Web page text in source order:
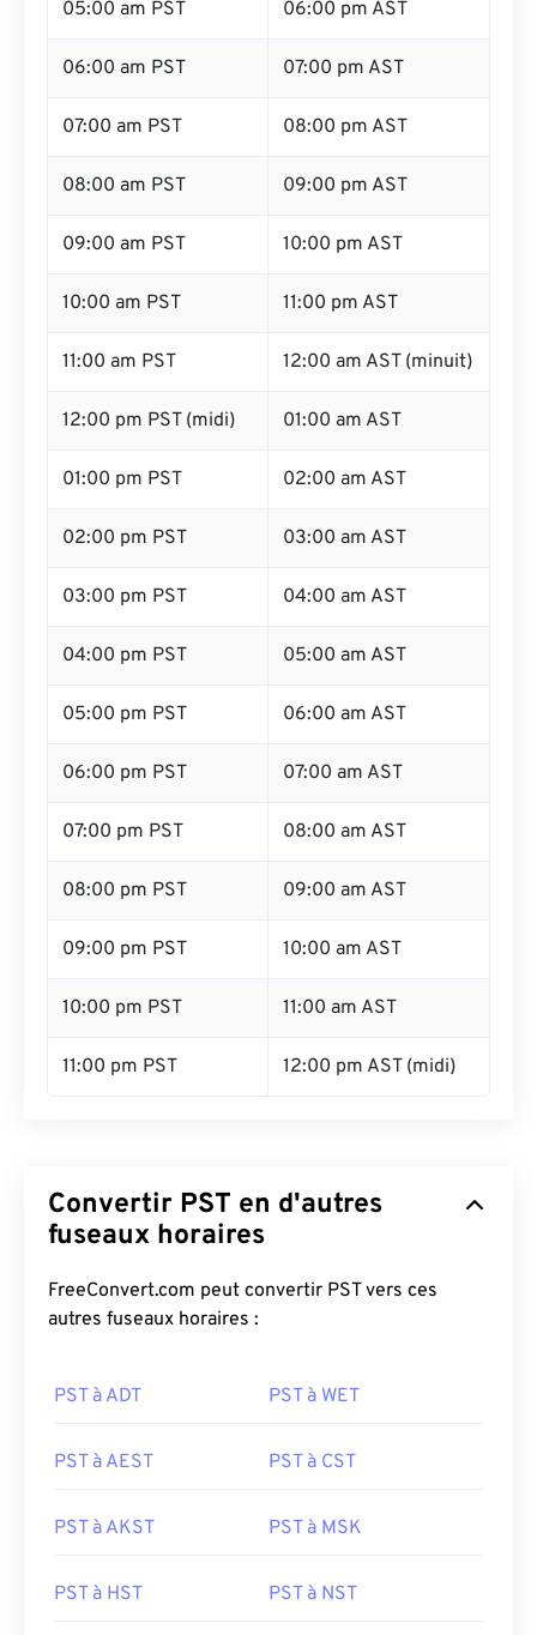
05:00 am PST 06:00 pm AST
06:00 am PST 07:00 pm AST
07:00 am PST 08:00 pm AST
08:00 am PST 09:00 pm AST
09:00 am PST 10:00 pm AST
10:00 am PST 11:00 pm AST
11:00 am PST 12:00 am AST (minuit)
12:00 pm PST (midi) 01:00 am AST
01:00 pm PST 02:00 am AST
02:00 pm PST 03:00 am AST
03:00 pm PST 04:00 am AST
04:00 pm PST 05:00 am AST
05:00 pm PST 06:00 am AST
06:00 pm PST 07:00 am AST
07:00 pm PST 08:00 am AST
08:00 pm PST 09:00 am AST
09:00 pm PST 10:00 am AST
10:00 pm PST 11:00 am AST
11:00 pm PST 12:00 pm AST (midi)
Convertir PST en d'autres
fuseaux horaires
FreeConvert.com peut convertir PST vers ces
autres fuseaux horaires :
PST à ADT PST à WET
PST à AEST PST à CST
PST à AKST PST à MSK
PST à HST PST à NST